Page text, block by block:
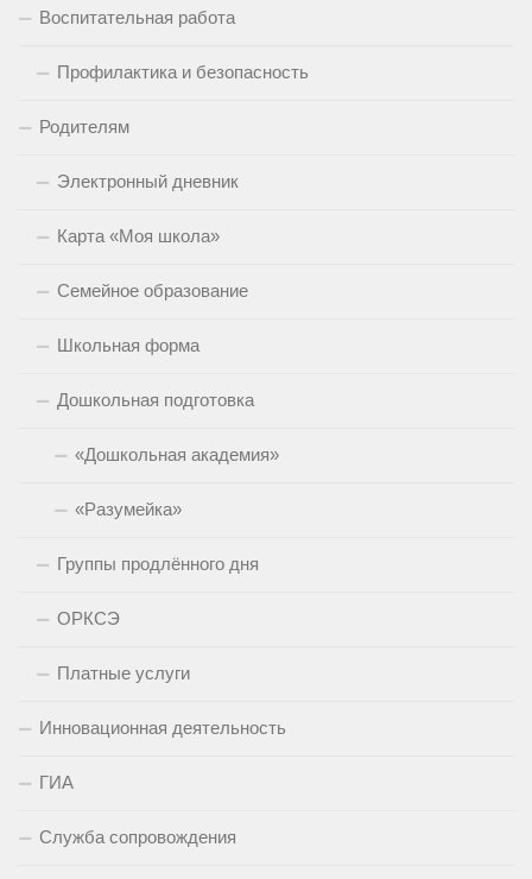
Воспитательная работа
Профилактика и безопасность
Родителям
Электронный дневник
Карта «Моя школа»
Семейное образование
Школьная форма
Дошкольная подготовка
«Дошкольная академия»
«Разумейка»
Группы продлённого дня
ОРКСЭ
Платные услуги
Инновационная деятельность
ГИА
Служба сопровождения